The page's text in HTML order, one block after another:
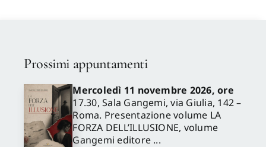
Prossimi appuntamenti
Mercoledì 11 novembre 2026, ore
17.30, Sala Gangemi, via Giulia, 142 –
Roma. Presentazione volume LA
FORZA DELL’ILLUSIONE, volume
Gangemi editore ...